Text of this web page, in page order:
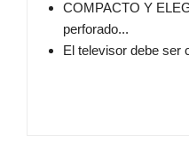
COMPACTO Y
perforado...
El televisor debe ser